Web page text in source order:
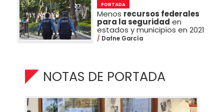
PORTADA
Menos recursos federales
para la seguridad en
estados y municipios en 2021
Dafne García
NOTAS DE PORTADA